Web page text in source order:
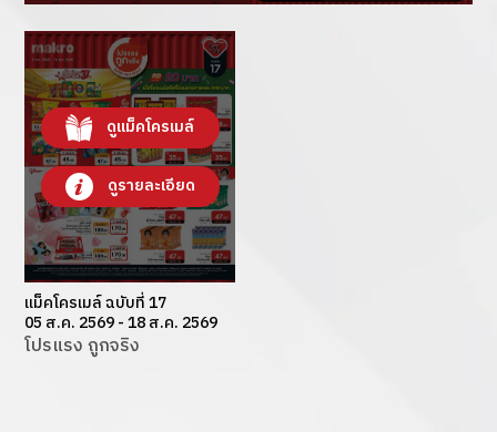
ดูแม็คโครเมล์
ดูรายละเอียด
แม็คโครเมล์ ฉบับที่ 17
05 ส.ค. 2569 - 18 ส.ค. 2569
โปรแรง ถูกจริง